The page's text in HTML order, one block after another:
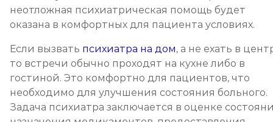
неотложная психиатрическая помощь будет
оказана в комфортных для пациента условиях.
Если вызвать психиатра на дом, а не ехать в
то встречи обычно проходят на кухне либо в
гостиной. Это комфортно для пациентов, что
необходимо для улучшения состояния больного.
Задача психиатра заключается в оценке